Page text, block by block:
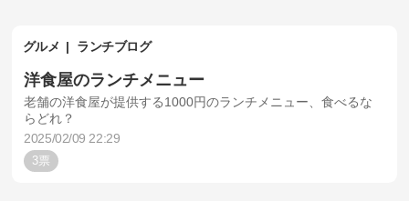
グルメ ランチブログ
洋食屋のランチメニュー
老舗の洋食屋が提供する1000円のランチメニュー、食べるな
らどれ？
2025/02/09 22:29
3